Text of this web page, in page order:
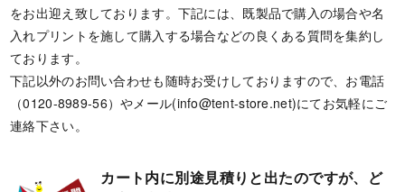
をお出迎え致しております。下記には、既製品で購入の場合や名
入れプリントを施して購入する場合などの良くある質問を集約し
ております。
下記以外のお問い合わせも随時お受けしておりますので、お電話
（0120-8989-56）やメール(info@tent-store.net)にてお気軽にご
連絡下さい。
カート内に別途見積りと出たのですが、ど